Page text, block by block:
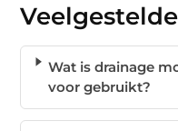
Wat is drainage
voor gebruikt?